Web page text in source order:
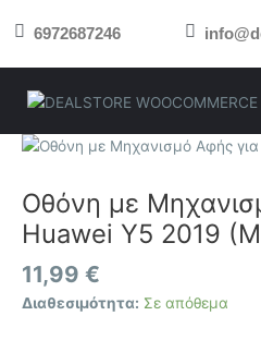
στο 6972687246
Οθόνη με
Huawei Y5 2019
11,99 €
Διαθεσιμότητα: Σε απόθεμα
Οθόνη
Μηχανισμό
Αφής
για
Huawei
2019